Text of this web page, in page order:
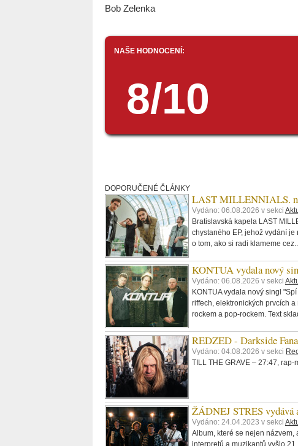
Bob Zelenka
NAŠE HODNOCENÍ:
8/10
DOPORUČENÉ ČLÁNKY
LAST MILLENNIALS.
Vydáno: 06.08.2026 v sekci
Bratislavská kapela LAST
chystaného EP, jehož vydání
o tom, ako si radi klameme
KONTUA vydala nový
Vydáno: 06.08.2026 v sekci
KONTUA vydala nový singl
riffech, elektronických prvcích
rockem a pop-rockem. Text
REDZED - Darkside
Vydáno: 04.08.2026 v sekci
TILL THE GRAVE – 27:47, rap-
ŽÁDNEJ STRES vydává
Vydáno: 24.04.2023 v sekci
Album, které se nejen
interpretů a muzikantů vyšlo